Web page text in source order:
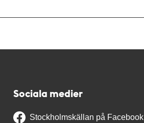
Sociala medier
Stockholmskällan på Facebook